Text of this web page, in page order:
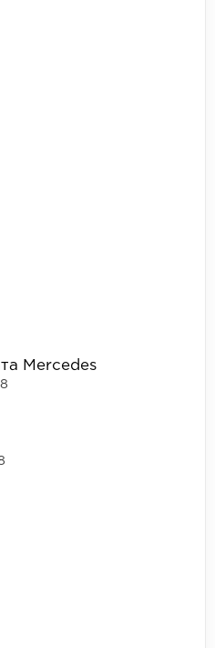
Mercedes